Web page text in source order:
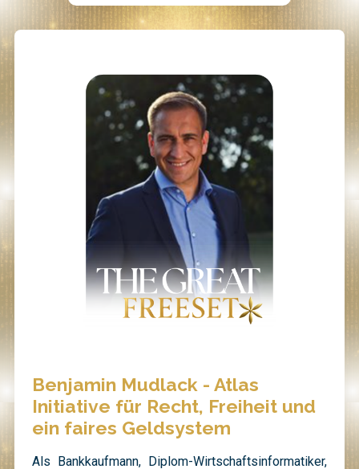
Benjamin Mudlack - Atlas
Initiative für Recht, Freiheit und
ein faires Geldsystem
Als Bankkaufmann, Diplom-Wirtschaftsinformatiker,